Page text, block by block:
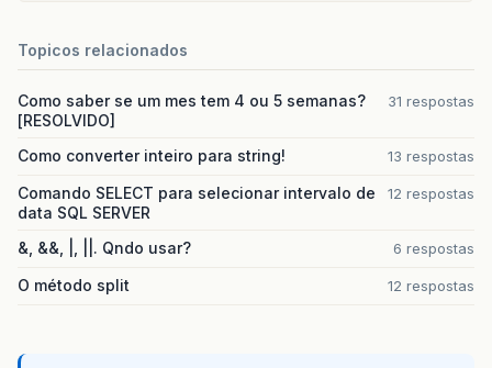
Topicos relacionados
Como saber se um mes tem 4 ou 5 semanas?
[RESOLVIDO]
31 respostas
Como converter inteiro para string! 13 respostas
Comando SELECT para selecionar intervalo de
data SQL SERVER
12 respostas
&, &&, |, ||. Qndo usar? 6 respostas
O método split 12 respostas